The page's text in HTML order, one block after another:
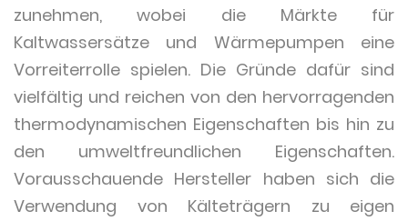
zunehmen, wobei die Märkte für
Kaltwassersätze und Wärmepumpen eine
Vorreiterrolle spielen. Die Gründe dafür sind
vielfältig und reichen von den hervorragenden
thermodynamischen Eigenschaften bis hin zu
den umweltfreundlichen Eigenschaften.
Vorausschauende Hersteller haben sich die
Verwendung von Kälteträgern zu eigen